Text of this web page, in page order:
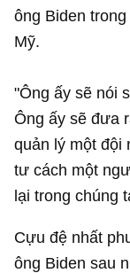
ông Biden
Mỹ.
"Ông ấy sẽ nói
Ông ấy sẽ đưa
quản lý một đội
tư cách một
lại trong chúng
Cựu đệ nhất
ông Biden sau